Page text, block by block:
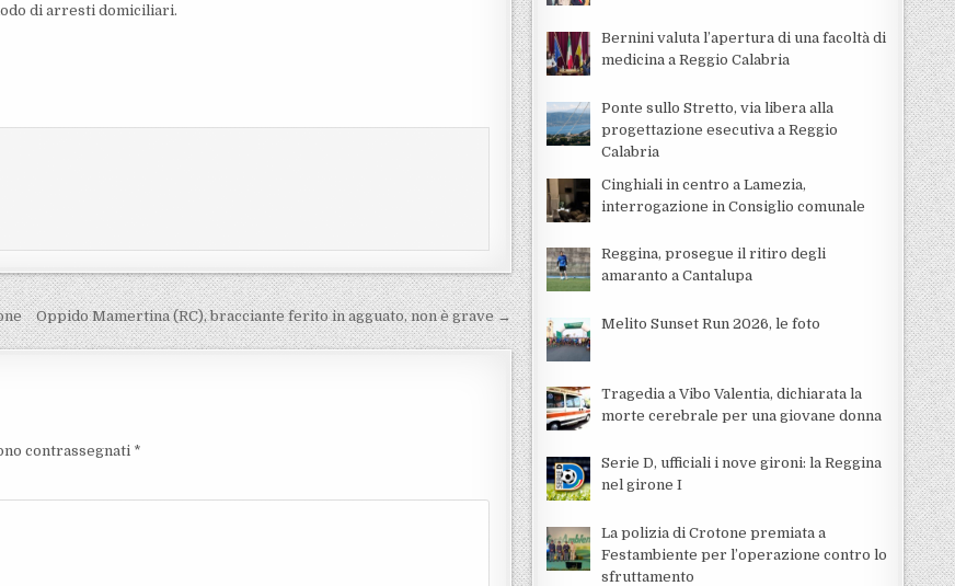
di arresti domiciliari.
Oppido Mamertina (RC), bracciante ferito in agguato, non è grave →
contrassegnati *
Bernini valuta l’apertura di una facoltà di
medicina a Reggio Calabria
Ponte sullo Stretto, via libera alla
progettazione esecutiva a Reggio
Calabria
Cinghiali in centro a Lamezia,
interrogazione in Consiglio comunale
Reggina, prosegue il ritiro degli
amaranto a Cantalupa
Melito Sunset Run 2026, le foto
Tragedia a Vibo Valentia, dichiarata la
morte cerebrale per una giovane donna
Serie D, ufficiali i nove gironi: la Reggina
nel girone I
La polizia di Crotone premiata a
Festambiente per l’operazione contro lo
sfruttamento